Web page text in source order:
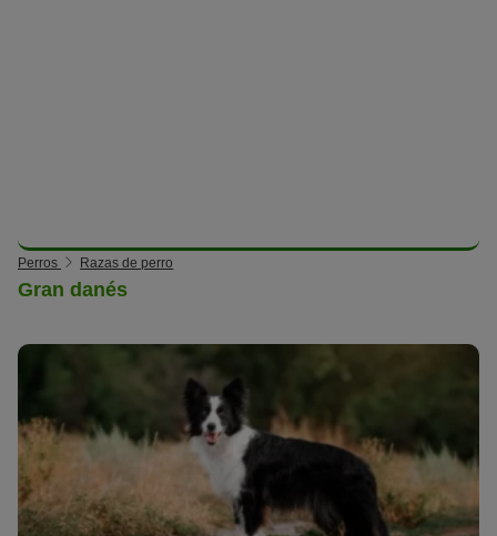
Perros Razas de perro
Gran danés